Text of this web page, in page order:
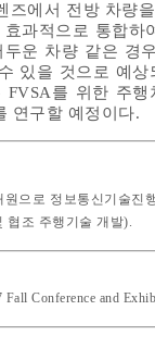
즈에서 전방 차량
과적으로 통합
운 차량 같은 경
있을 것으로 예
를 위한 주
연구할 예정이다.
으로 정보통신기술
협조 주행기술 개발).
Conference and